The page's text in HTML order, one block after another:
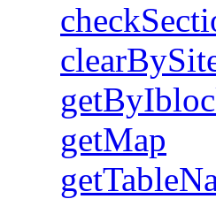
getMap